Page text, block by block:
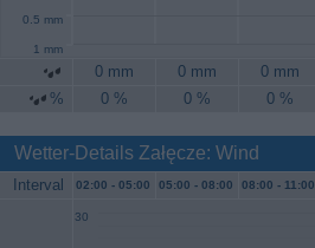
0.5 mm
1 mm
0 mm 0 mm 0 mm
%
0 % 0 % 0 %
Wetter-Details Załęcze: Wind
Interval 02:00 - 05:00 05:00 - 08:00 08:00 - 11:00
30